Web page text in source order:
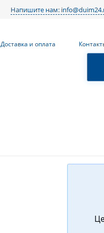
Напишите нам:
Доставка и оплата